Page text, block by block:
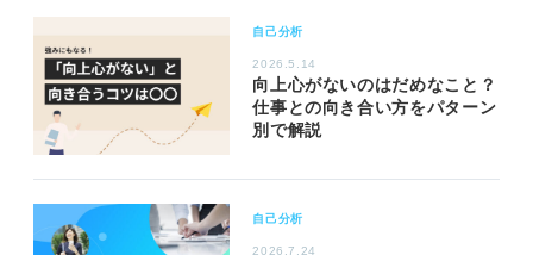
自己分析
2026.5.14
向上心がないのはだめなこと？
仕事との向き合い方をパターン
別で解説
自己分析
2026.7.24